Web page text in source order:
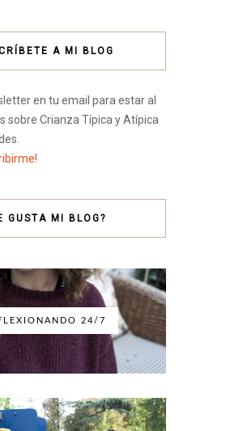
A MI BLOG
en tu email para estar al
sobre Crianza Típica y Atípica
GUSTA MI BLOG?
24/7